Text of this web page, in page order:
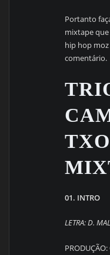
Portanto
mixtape
hip hop moz
comentário.
01. INTRO
LETRA: D.